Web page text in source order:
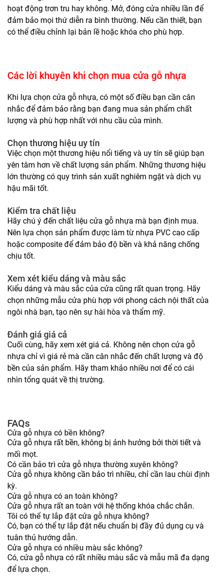
hoạt động trơn tru hay không. Mở, đóng cửa nhiều lần để
đảm bảo mọi thứ diễn ra bình thường. Nếu cần thiết, bạn
có thể điều chỉnh lại bản lề hoặc khóa cho phù hợp.
Các lời khuyên khi chọn mua cửa gỗ nhựa
Khi lựa chọn cửa gỗ nhựa, có một số điều bạn cần cân
nhắc để đảm bảo rằng bạn đang mua sản phẩm chất
lượng và phù hợp nhất với nhu cầu của mình.
Chọn thương hiệu uy tín
Việc chọn một thương hiệu nổi tiếng và uy tín sẽ giúp bạn
yên tâm hơn về chất lượng sản phẩm. Những thương hiệu
lớn thường có quy trình sản xuất nghiêm ngặt và dịch vụ
hậu mãi tốt.
Kiểm tra chất liệu
Hãy chú ý đến chất liệu cửa gỗ nhựa mà bạn định mua.
Nên lựa chọn sản phẩm được làm từ nhựa PVC cao cấp
hoặc composite để đảm bảo độ bền và khả năng chống
chịu tốt.
Xem xét kiểu dáng và màu sắc
Kiểu dáng và màu sắc của cửa cũng rất quan trọng. Hãy
chọn những mẫu cửa phù hợp với phong cách nội thất của
ngôi nhà bạn, tạo nên sự hài hòa và thẩm mỹ.
Đánh giá giá cả
Cuối cùng, hãy xem xét giá cả. Không nên chọn cửa gỗ
nhựa chỉ vì giá rẻ mà cần cân nhắc đến chất lượng và độ
bền của sản phẩm. Hãy tham khảo nhiều nơi để có cái
nhìn tổng quát về thị trường.
FAQs
Cửa gỗ nhựa có bền không?
Cửa gỗ nhựa rất bền, không bị ảnh hưởng bởi thời tiết và
mối mọt.
Có cần bảo trì cửa gỗ nhựa thường xuyên không?
Cửa gỗ nhựa không cần bảo trì nhiều, chỉ cần lau chùi định
kỳ.
Cửa gỗ nhựa có an toàn không?
Cửa gỗ nhựa rất an toàn với hệ thống khóa chắc chắn.
Tôi có thể tự lắp đặt cửa gỗ nhựa không?
Có, bạn có thể tự lắp đặt nếu chuẩn bị đầy đủ dụng cụ và
tuân thủ hướng dẫn.
Cửa gỗ nhựa có nhiều màu sắc không?
Có, cửa gỗ nhựa có rất nhiều màu sắc và mẫu mã đa dạng
để lựa chọn.